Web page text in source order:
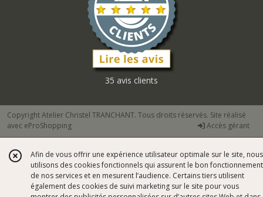
35 avis clients
Copyright Atelier Christel TRANCHANT. Tous droits réservés. Site réalisé
avec eProShopping Accès gérant
Afin de vous offrir une expérience utilisateur optimale sur le site, nous
utilisons des cookies fonctionnels qui assurent le bon fonctionnement
de nos services et en mesurent l’audience. Certains tiers utilisent
également des cookies de suivi marketing sur le site pour vous